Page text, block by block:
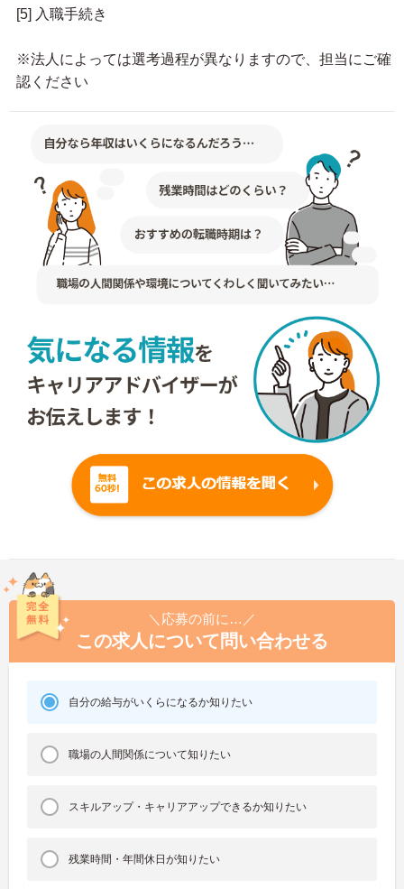
[5] 入職手続き
※法人によっては選考過程が異なりますので、担当にご確
認ください
＼応募の前に…／
この求人について問い合わせる
自分の給与がいくらになるか知りたい
職場の人間関係について知りたい
スキルアップ・キャリアアップできるか知りたい
残業時間・年間休日が知りたい